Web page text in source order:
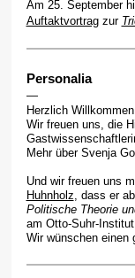
Am 25. September
Auftaktvortragzur
Personalia
—
Herzlich
Wir freuen uns, die
Mehr über Svenja
Und wir freuen uns
Huhnholz, dass er
Politische Theorie
am Otto-Suhr-
Wir wünschen einen